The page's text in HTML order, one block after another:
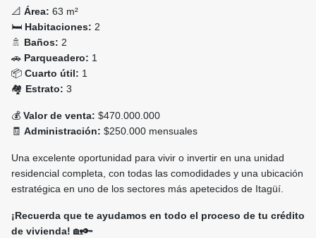
📐 Área: 63 m²
🛏️ Habitaciones: 2
🚿 Baños: 2
🚗 Parqueadero: 1
📦 Cuarto útil: 1
🏘️ Estrato: 3
💰 Valor de venta: $470.000.000
🧾 Administración: $250.000 mensuales
Una excelente oportunidad para vivir o invertir en una unidad
residencial completa, con todas las comodidades y una ubicación
estratégica en uno de los sectores más apetecidos de Itagüí.
¡Recuerda que te ayudamos en todo el proceso de tu crédito
de vivienda! 🏡🔑